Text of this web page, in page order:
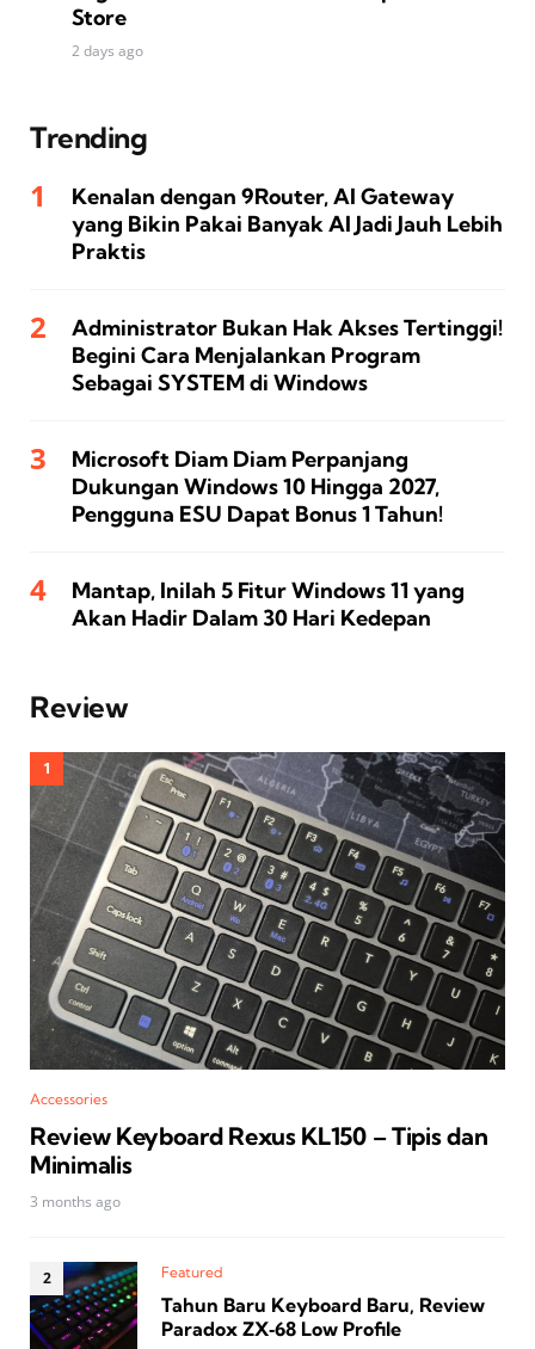
Store
2 days ago
Trending
Kenalan dengan 9Router, AI Gateway
yang Bikin Pakai Banyak AI Jadi Jauh Lebih
Praktis
Administrator Bukan Hak Akses Tertinggi!
Begini Cara Menjalankan Program
Sebagai SYSTEM di Windows
Microsoft Diam Diam Perpanjang
Dukungan Windows 10 Hingga 2027,
Pengguna ESU Dapat Bonus 1 Tahun!
Mantap, Inilah 5 Fitur Windows 11 yang
Akan Hadir Dalam 30 Hari Kedepan
Review
Accessories
Review Keyboard Rexus KL150 – Tipis dan
Minimalis
3 months ago
Featured
Tahun Baru Keyboard Baru, Review
Paradox ZX‑68 Low Profile